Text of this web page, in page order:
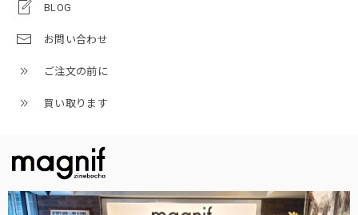
BLOG
お問い合わせ
ご注文の前に
買い取ります